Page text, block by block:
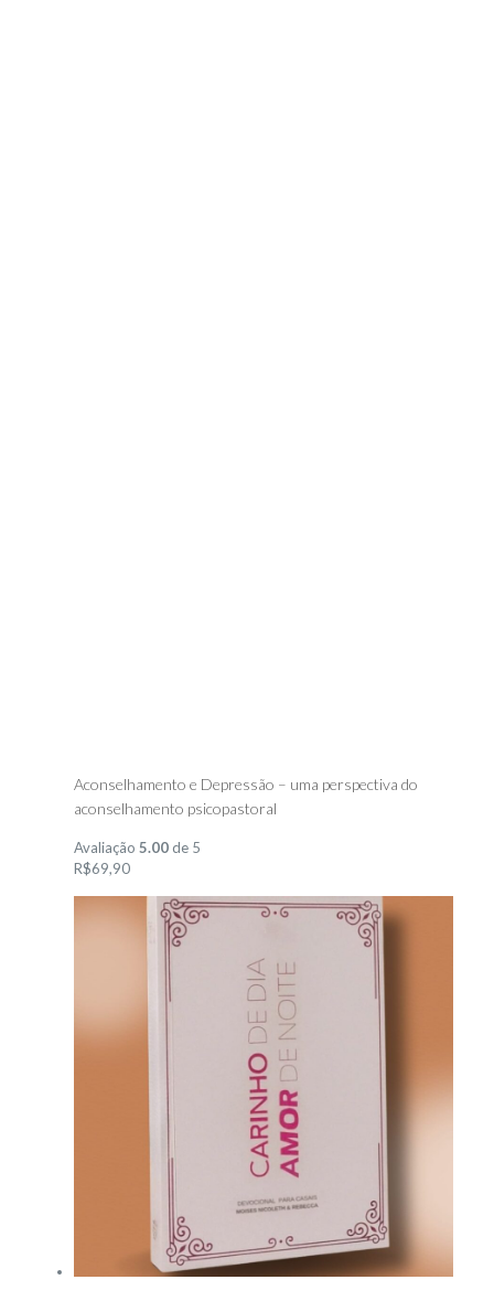
Aconselhamento e Depressão – uma perspectiva do
aconselhamento psicopastoral
Avaliação 5.00de 5
R$69,90